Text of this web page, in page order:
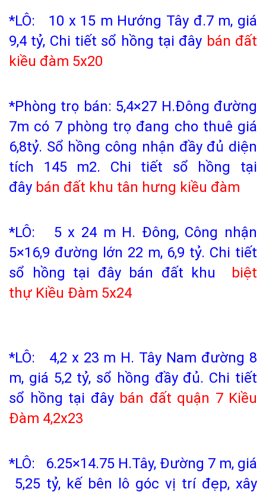
*LÔ: 10 x 15 m Hướng Tây đ.7 m, giá
9,4 tỷ, Chi tiết sổ hồng tại đây bán đất
kiều đàm 5x20
*Phòng trọ bán: 5,4×27 H.Đông đường
7m có 7 phòng trọ đang cho thuê giá
6,8tỷ. Sổ hồng công nhận đầy đủ diện
tích 145 m2. Chi tiết sổ hồng tại
đây bán đất khu tân hưng kiều đàm
*LÔ: 5 x 24 m H. Đông, Công nhận
5×16,9 đường lớn 22 m, 6,9 tỷ. Chi tiết
sổ hồng tại đây bán đất khu
biệt
thự Kiều Đàm 5x24
*LÔ: 4,2 x 23 m H. Tây Nam đường 8
m, giá 5,2 tỷ, sổ hồng đầy đủ. Chi tiết
sổ hồng tại đây bán đất quận 7 Kiều
Đàm 4,2x23
*LÔ: 6.25×14.75 H.Tây, Đường 7 m, giá
5,25 tỷ, kế bên lô góc vị trí đẹp, xây